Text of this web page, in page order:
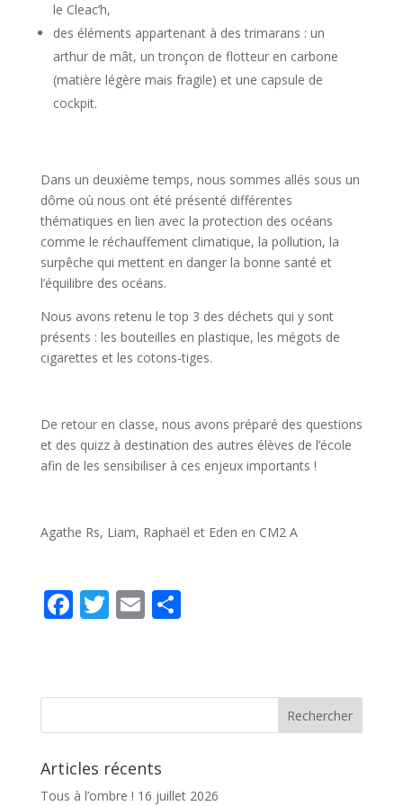
le Cleac’h,
des éléments appartenant à des trimarans : un
arthur de mât, un tronçon de flotteur en carbone
(matière légère mais fragile) et une capsule de
cockpit.
Dans un deuxième temps, nous sommes allés sous un
dôme où nous ont été présenté différentes
thématiques en lien avec la protection des océans
comme le réchauffement climatique, la pollution, la
surpêche qui mettent en danger la bonne santé et
l’équilibre des océans.
Nous avons retenu le top 3 des déchets qui y sont
présents : les bouteilles en plastique, les mégots de
cigarettes et les cotons-tiges.
De retour en classe, nous avons préparé des questions
et des quizz à destination des autres élèves de l’école
afin de les sensibiliser à ces enjeux importants !
Agathe Rs, Liam, Raphaël et Eden en CM2 A
F
b
k
T
er
E
l
P
g
Articles récents
Tous à l’ombre ! 16 juillet 2026